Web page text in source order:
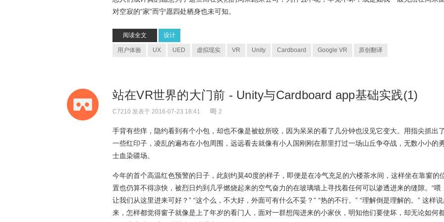
对空寂的“家”而宁愿四处栖身也未可知。
阅读全文 设计
用户体验 UX UED 虚拟现实 VR Unity Cardboard Google VR 原创翻译
站在VR世界的大门前 - Unity与Cardboard app基础实践(1)
C7210 发表于 2016-07-23 18:41 2
手背有些痒，隐约看到有个小包，却也不像是被蚊所咬，因为呆呆的看了几分钟也没见它变大。用指尖抓出了
一些红印子，凌乱的遍布在小包周围，远远看去就像有小人国刚刚在那里打过一场山丘争夺战，无数小小的
士血染疆场。
今年的首个高温红色预警的日子，此刻约莫40度的样子，即便是在冷气充足的六楼茶水间，这样坐在靠窗的
置也仍算不得凉快，被烈日灼到几乎燃烧起来的空气奋力的在玻璃墙上寻找着任何可以渗透进来的缝隙。“喂
让我们从这里进来可好？” “这个么，不大好，外面可有什么不妥？” “热的不行。” “理解倒是理解的。” 这样说
来，怎样都觉得窗子就像是上了年岁的看门人，面对一群想闯进来的小家伙，明知他们要使坏，却无论如何